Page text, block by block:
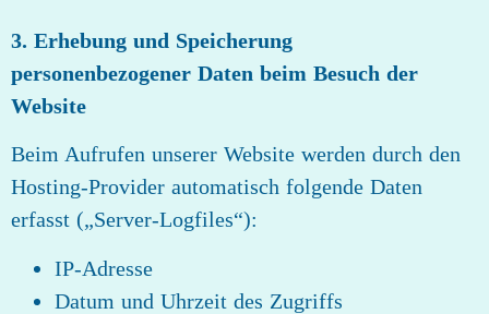
3. Erhebung und Speicherung
personenbezogener Daten beim Besuch der
Website
Beim Aufrufen unserer Website werden durch den
Hosting‑Provider automatisch folgende Daten
erfasst („Server‑Logfiles“):
IP‑Adresse
Datum und Uhrzeit des Zugriffs